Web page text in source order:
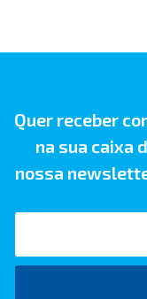
Quer receber
na sua caixa
nossa